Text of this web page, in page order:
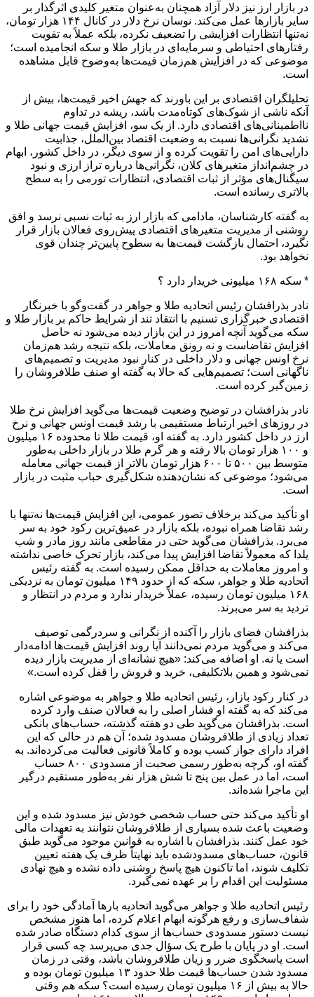
در بازار ارز نیز دلار آزاد همچنان به‌عنوان متغیر کلیدی اثرگذار بر
سایر بازارها عمل می‌کند. نوسان نرخ دلار در کانال ۱۴۴ هزار تومان،
نه‌تنها انتظارات افزایشی را تضعیف نکرده، بلکه عملاً به تقویت
رفتارهای احتیاطی و سرمایه‌ای در بازار طلا و سکه انجامیده است؛
موضوعی که در افزایش هم‌زمان قیمت‌ها به‌وضوح قابل مشاهده
است.
تحلیلگران اقتصادی بر این باورند که جهش اخیر قیمت‌ها، بیش از
آنکه ناشی از شوک‌های کوتاه‌مدت باشد، ریشه در تداوم
نااطمینانی‌های اقتصادی دارد. از یک سو، افزایش قیمت جهانی طلا و
تشدید نگرانی‌ها نسبت به وضعیت اقتصاد بین‌الملل، جذابیت
دارایی‌های امن را تقویت کرده و از سوی دیگر، در داخل کشور، ابهام
در چشم‌انداز متغیرهای کلان، نگرانی‌ها درباره تراز ارزی و نبود
سیگنال‌های مؤثر از ثبات اقتصادی، انتظارات تورمی را به سطح
بالاتری رسانده است.
به گفته کارشناسان، مادامی که بازار ارز به ثبات نسبی نرسد و افق
روشنی از مدیریت متغیرهای اقتصادی پیش‌روی فعالان بازار قرار
نگیرد، احتمال بازگشت قیمت‌ها به سطوح پایین‌تر چندان قوی
نخواهد بود.
* سکه ۱۶۸ میلیونی خریدار دارد ؟
نادر بذرافشان رئیس اتحادیه طلا و جواهر در گفت‌وگو با خبرنگار
اقتصادی خبرگزاری تسنیم با انتقاد تند از شرایط حاکم بر بازار طلا و
سکه می‌گوید آنچه امروز در این بازار دیده می‌شود نه حاصل
افزایش تقاضاست و نه رونق معاملات، بلکه نتیجه رشد هم‌زمان
نرخ اونس جهانی و دلار داخلی در کنار نبود مدیریت و تصمیم‌های
ناگهانی است؛ تصمیم‌هایی که حالا به گفته او صنف طلافروشان را
زمین‌گیر کرده است.
نادر بذرافشان در توضیح وضعیت قیمت‌ها می‌گوید افزایش نرخ طلا
در روزهای اخیر ارتباط مستقیمی با رشد قیمت اونس جهانی و نرخ
ارز در داخل کشور دارد. به گفته او، قیمت طلا تا محدوده ۱۶ میلیون
و ۱۰۰ هزار تومان بالا رفته و هر گرم طلا در بازار داخلی به‌طور
متوسط بین ۵۰۰ تا ۶۰۰ هزار تومان بالاتر از قیمت جهانی معامله
می‌شود؛ موضوعی که نشان‌دهنده شکل‌گیری حباب مثبت در بازار
است.
او تأکید می‌کند برخلاف تصور عمومی، این افزایش قیمت‌ها نه‌تنها با
رشد تقاضا همراه نبوده، بلکه بازار در عمیق‌ترین رکود خود به سر
می‌برد. بذرافشان می‌گوید حتی در مقاطعی مانند روز مادر و شب
یلدا که معمولاً تقاضا افزایش پیدا می‌کند، بازار تحرک خاصی نداشته
و امروز معاملات به حداقل ممکن رسیده است. به گفته رئیس
اتحادیه طلا و جواهر، سکه که از حدود ۱۴۹ میلیون تومان به نزدیکی
۱۶۸ میلیون تومان رسیده، عملاً خریدار ندارد و مردم در انتظار و
تردید به سر می‌برند.
بذرافشان فضای بازار را آکنده از نگرانی و سردرگمی توصیف
می‌کند و می‌گوید مردم نمی‌دانند آیا روند افزایش قیمت‌ها ادامه‌دار
است یا نه. او اضافه می‌کند: «هیچ نشانه‌ای از مدیریت بازار دیده
نمی‌شود و همین بلاتکلیفی، خرید و فروش را قفل کرده است.»
در کنار رکود بازار، رئیس اتحادیه طلا و جواهر به موضوعی اشاره
می‌کند که به گفته او فشار اصلی را به فعالان صنف وارد کرده
است. بذرافشان می‌گوید طی دو هفته گذشته، حساب‌های بانکی
تعداد زیادی از طلافروشان مسدود شده؛ آن هم در حالی که این
افراد دارای جواز کسب بوده و کاملاً قانونی فعالیت می‌کرده‌اند. به
گفته او، گرچه به‌طور رسمی صحبت از مسدودی ۸۰۰ حساب
است، اما در عمل بین پنج تا شش هزار نفر به‌طور مستقیم درگیر
این ماجرا شده‌اند.
او تأکید می‌کند حتی حساب شخصی خودش نیز مسدود شده و این
وضعیت باعث شده بسیاری از طلافروشان نتوانند به تعهدات مالی
خود عمل کنند. بذرافشان با اشاره به قوانین موجود می‌گوید طبق
قانون، حساب‌های مسدودشده باید نهایتاً ظرف یک هفته تعیین
تکلیف شوند، اما تاکنون هیچ پاسخ روشنی داده نشده و هیچ نهادی
مسئولیت این اقدام را بر عهده نمی‌گیرد.
رئیس اتحادیه طلا و جواهر می‌گوید اتحادیه بارها آمادگی خود را برای
شفاف‌سازی و رفع هرگونه ابهام اعلام کرده، اما هنوز مشخص
نیست دستور مسدودی حساب‌ها از سوی کدام دستگاه صادر شده
است. او در پایان با طرح یک سؤال جدی می‌پرسد چه کسی قرار
است پاسخگوی ضرر و زیان طلافروشان باشد، وقتی در زمان
مسدود شدن حساب‌ها قیمت طلا حدود ۱۳ میلیون تومان بوده و
حالا به بیش از ۱۶ میلیون تومان رسیده است؟ سکه هم وقتی